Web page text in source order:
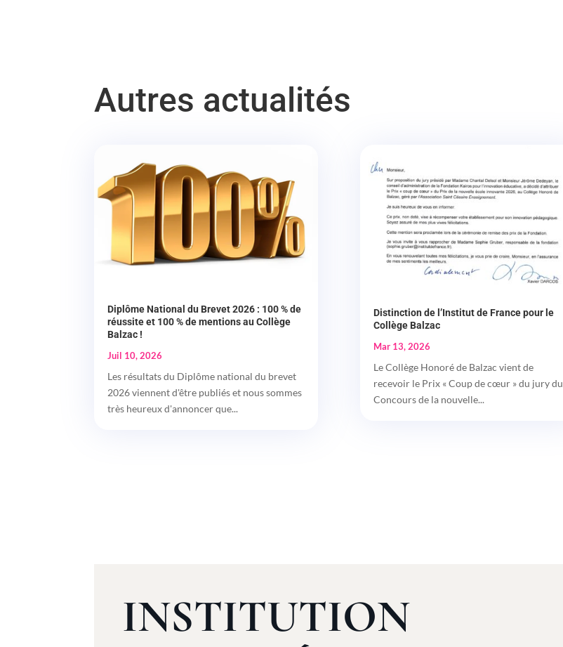
Autres actualités
Diplôme National du Brevet 2026 : 100 % de
réussite et 100 % de mentions au Collège
Balzac !
Juil 10, 2026
Les résultats du Diplôme national du brevet
2026 viennent d'être publiés et nous sommes
très heureux d'annoncer que...
Distinction de l’Institut de France pour le
Collège Balzac
Mar 13, 2026
Le Collège Honoré de Balzac vient de
recevoir le Prix « Coup de cœur » du jury du
Concours de la nouvelle...
INSTITUTION